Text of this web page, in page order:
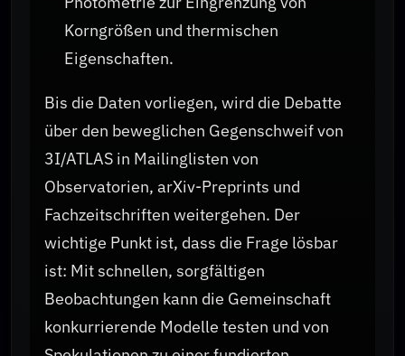
Korngrößen und thermischen
Eigenschaften.
Bis die Daten vorliegen, wird die Debatte
über den beweglichen Gegenschweif von
3I/ATLAS in Mailinglisten von
Observatorien, arXiv-Preprints und
Fachzeitschriften weitergehen. Der
wichtige Punkt ist, dass die Frage lösbar
ist: Mit schnellen, sorgfältigen
Beobachtungen kann die Gemeinschaft
konkurrierende Modelle testen und von